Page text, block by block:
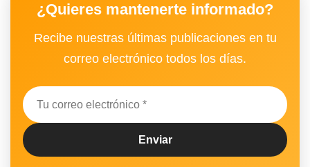
¿Quieres mantenerte informado?
Recibe nuestras últimas publicaciones en tu
correo electrónico todos los días.